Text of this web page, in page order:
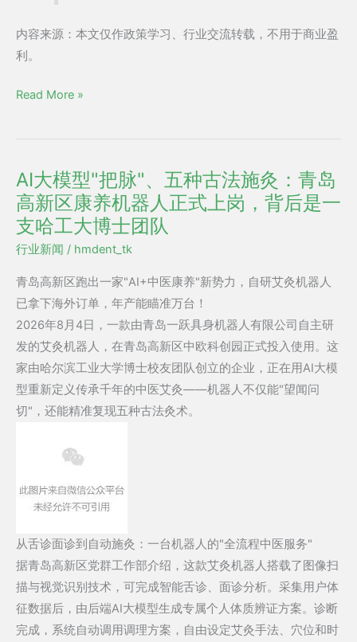
内容来源：本文仅作政策学习、行业交流转载，不用于商业盈
利。
Read More »
AI大模型"把脉"、五种古法施灸：青岛
高新区康养机器人正式上岗，背后是一
支哈工大博士团队
行业新闻 / hmdent_tk
青岛高新区跑出一家"AI+中医康养"新势力，自研艾灸机器人
已拿下海外订单，年产能瞄准万台！
2026年8月4日，一款由青岛一跃具身机器人有限公司自主研
发的艾灸机器人，在青岛高新区中欧科创园正式投入使用。这
家由哈尔滨工业大学博士校友团队创立的企业，正在用AI大模
型重新定义传承千年的中医艾灸——机器人不仅能"望闻问
切"，还能精准复现五种古法灸术。
从舌诊面诊到自动施灸：一台机器人的"全流程中医服务"
据青岛高新区党群工作部介绍，这款艾灸机器人搭载了图像扫
描与视觉识别技术，可完成智能舌诊、面诊分析。采集用户体
征数据后，由后端AI大模型生成专属个人体质辨证方案。诊断
完成，系统自动调用调理方案，自由设定艾灸手法、穴位和时
AI
大
模
型"把
五
种
古
法
施
灸：
青
养
机
器
人
正